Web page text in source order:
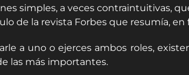
simples, a veces contraintuitivas,
de la revista Forbes que resumía, en
a uno o ejerces ambos roles,
las más importantes.